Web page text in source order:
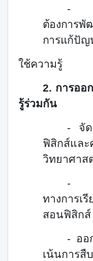
-
ต้องการพั
การแก้ปัญ
ใช้ความรู้
2. การออ
รู้ร่วมกัน
- จัด
ฟิสิกส์และ
วิทยาศาส
- ศึ
ทางการเ
สอนฟิสิกส์
- ออ
เน้นการสื